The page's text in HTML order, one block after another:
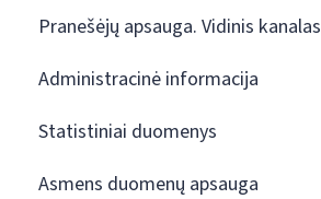
Pranešėjų apsauga. Vidinis kanalas
Administracinė informacija
Statistiniai duomenys
Asmens duomenų apsauga